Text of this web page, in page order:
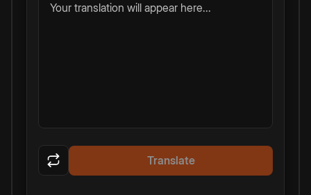
Your translation will appear here...
Translate